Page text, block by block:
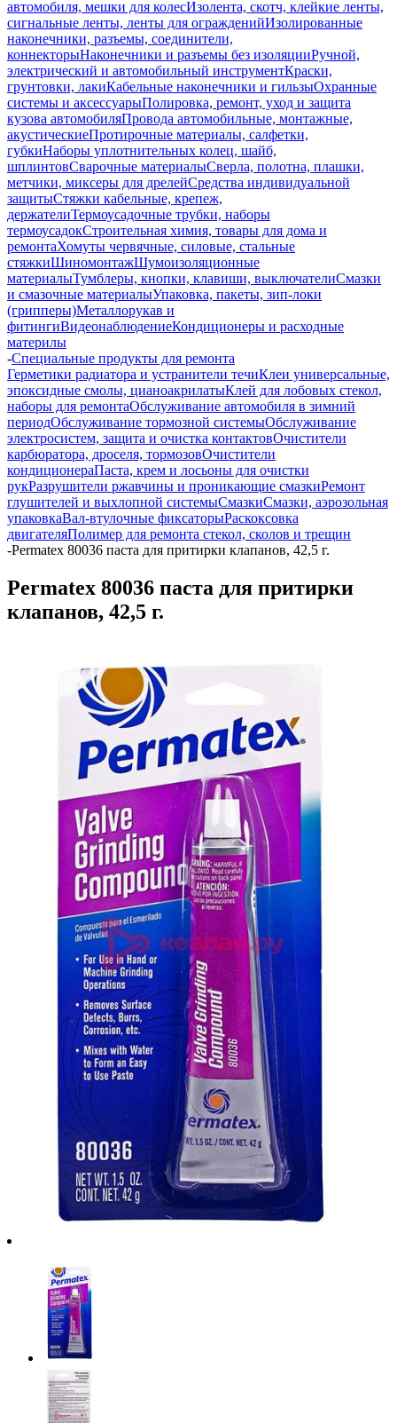
автомобиля, мешки для колесИзолента, скотч, клейкие ленты,
сигнальные ленты, ленты для огражденийИзолированные
наконечники, разъемы, соединители,
коннекторыНаконечники и разъемы без изоляцииРучной,
электрический и автомобильный инструментКраски,
грунтовки, лакиКабельные наконечники и гильзыОхранные
системы и аксессуарыПолировка, ремонт, уход и защита
кузова автомобиляПровода автомобильные, монтажные,
акустическиеПротирочные материалы, салфетки,
губкиНаборы уплотнительных колец, шайб,
шплинтовСварочные материалыСверла, полотна, плашки,
метчики, миксеры для дрелейСредства индивидуальной
защитыСтяжки кабельные, крепеж,
держателиТермоусадочные трубки, наборы
термоусадокСтроительная химия, товары для дома и
ремонтаХомуты червячные, силовые, стальные
стяжкиШиномонтажШумоизоляционные
материалыТумблеры, кнопки, клавиши, выключателиСмазки
и смазочные материалыУпаковка, пакеты, зип-локи
(грипперы)Металлорукав и
фитингиВидеонаблюдениеКондиционеры и расходные
материлы
-Специальные продукты для ремонта
Герметики радиатора и устранители течиКлеи универсальные,
эпоксидные смолы, цианоакрилатыКлей для лобовых стекол,
наборы для ремонтаОбслуживание автомобиля в зимний
периодОбслуживание тормозной системыОбслуживание
электросистем, защита и очистка контактовОчистители
карбюратора, дроселя, тормозовОчистители
кондиционераПаста, крем и лосьоны для очистки
рукРазрушители ржавчины и проникающие смазкиРемонт
глушителей и выхлопной системыСмазкиСмазки, аэрозольная
упаковкаВал-втулочные фиксаторыРаскоксовка
двигателяПолимер для ремонта стекол, сколов и трещин
-Permatex 80036 паста для притирки клапанов, 42,5 г.
Permatex 80036 паста для притирки
клапанов, 42,5 г.